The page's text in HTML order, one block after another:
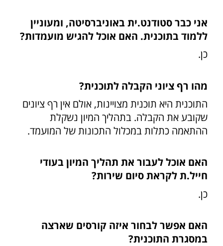
אני כבר סטודנט.ית באוניברסיטה, ומעוניין
ללמוד בתוכנית. האם אוכל להגיש מועמדות?
כן.
מהו רף ציוני הקבלה לתוכנית?
התוכנית היא תוכנית מצויינות, אולם אין רף ציונים
שקובע את הקבלה. בתהליך המיון נשקלת
ההתאמה כתלות במכלול התכונות של המועמד.
האם אוכל לעבור את תהליך המיון בעודי
חייל.ת לקראת סיום שירות?
כן.
האם אפשר לבחור איזה קורסים שארצה
במסגרת התוכנית?